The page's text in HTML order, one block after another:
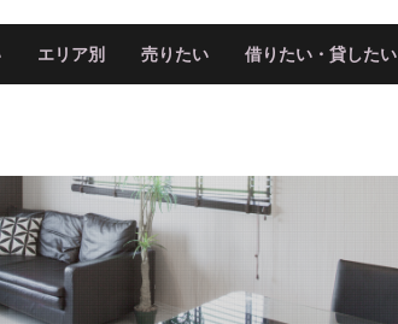
エリア別 売りたい 借りたい・貸したい